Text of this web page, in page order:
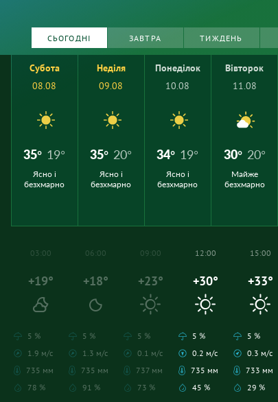
СЬОГОДНІ ЗАВТРА ТИЖДЕНЬ
Субота
08.08
35° 19°
Ясно і
безхмарно
Неділя
09.08
35° 20°
Ясно і
безхмарно
Понеділок
10.08
34° 19°
Ясно і
безхмарно
Вівторок
11.08
30° 20°
Майже
безхмарно
03:00
+19°
5 %
1.9 м/с
735 мм
78 %
06:00
+18°
5 %
1.3 м/с
735 мм
91 %
09:00
+23°
5 %
0.1 м/с
737 мм
73 %
12:00
+30°
5 %
0.2 м/с
735 мм
45 %
15:00
+33°
5 %
0.3 м/с
733 мм
29 %